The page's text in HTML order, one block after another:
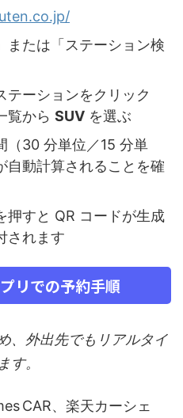
または「ステーション検
テーションをクリック
覧から SUV を選ぶ
（30 分単位／15 分単
自動計算されることを確
押すと QR コードが生成
されます
リでの予約手順
、外出先でもリアルタイ
す。
CAR、楽天カーシェ